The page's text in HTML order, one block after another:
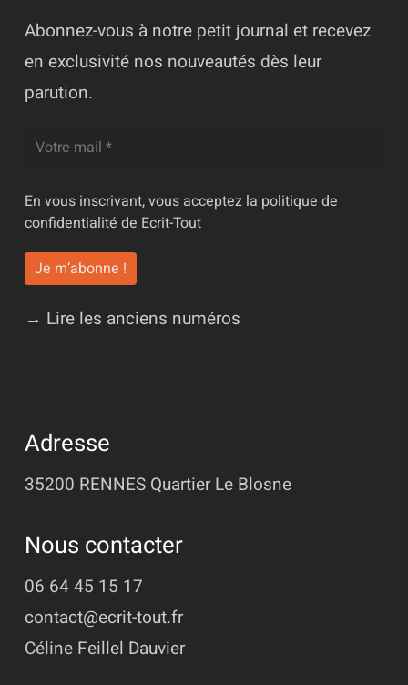
Abonnez-vous à notre petit journal et recevez
en exclusivité nos nouveautés dès leur
parution.
En vous inscrivant, vous acceptez la politique de
confidentialité de Ecrit-Tout
→ Lire les anciens numéros
Adresse
35200 RENNES Quartier Le Blosne
Nous contacter
06 64 45 15 17
contact@ecrit-tout.fr
Céline Feillel Dauvier